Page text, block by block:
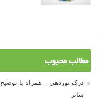
مطالب محبوب
شاتر